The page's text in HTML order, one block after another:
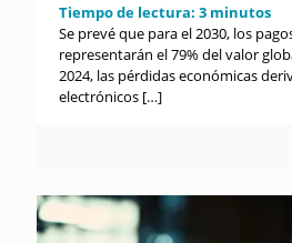
Tiempo de lectura: 3 minutos
Se prevé que para el 2030, los
representarán el 79% del valor
2024, las pérdidas económicas
electrónicos […]